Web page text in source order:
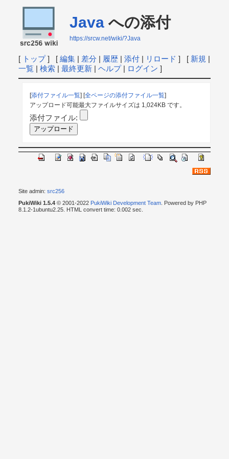
Javaへの添付
https://srcw.net/wiki/?Java
[ トップ] [ 編集| 差分 | 履歴| 添付| リロード ] [ 新規 |
一覧| 検索| 最終更新| ヘルプ| ログイン ]
[添付ファイル一覧] [全ページの添付ファイル一覧]
アップロード可能最大ファイルサイズは 1,024KB です。
添付ファイル:
Site admin: src256
PukiWiki 1.5.4© 2001-2022 PukiWiki Development Team. Powered by PHP
8.1.2-1ubuntu2.25. HTML convert time: 0.002 sec.